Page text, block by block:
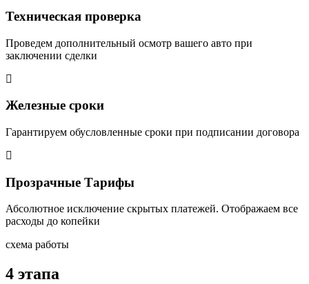
Техническая проверка
Проведем дополнительный осмотр вашего авто при
заключении сделки
Железные сроки
Гарантируем обусловленные сроки при подписании договора
Прозрачные Тарифы
Абсолютное исключение скрытых платежей. Отображаем все
расходы до копейки
схема работы
4 этапа